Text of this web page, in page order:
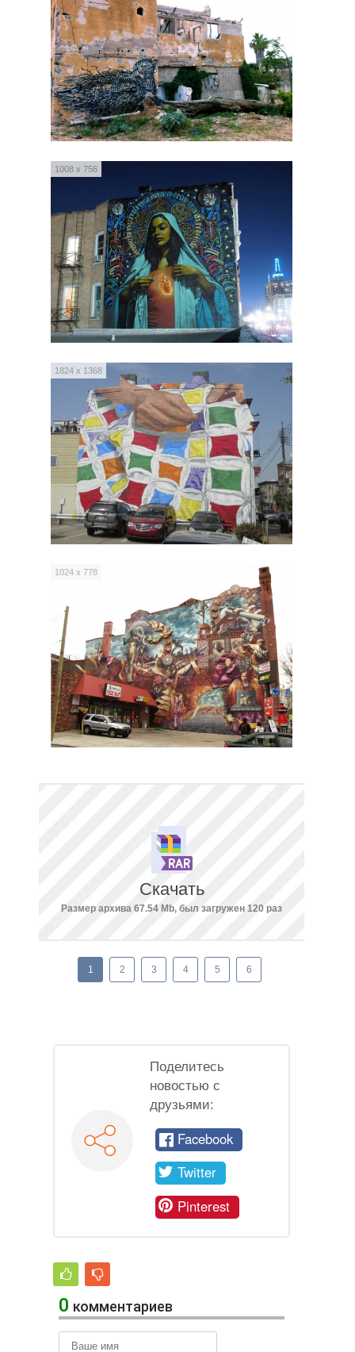
1008 x 756
1824 x 1368
1024 x 778
Скачать
Размер архива 67.54 Mb, был загружен 120 раз
1 2 3 4 5 6
Поделитесь
новостью с
друзьями:
Facebook
Twitter
Pinterest
0 комментариев